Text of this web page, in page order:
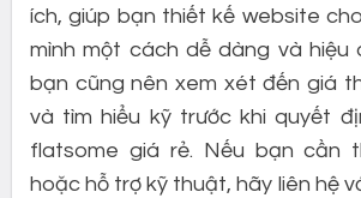
ích, giúp bạn thiết kế website
mình một cách dễ dàng và hiệu
bạn cũng nên xem xét đến giá
và tìm hiểu kỹ trước khi quyết
flatsome giá rẻ. Nếu bạn cần
hoặc hỗ trợ kỹ thuật, hãy liên hệ